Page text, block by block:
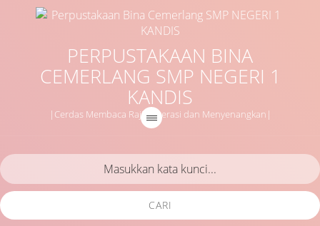
PERPUSTAKAAN BINA
CEMERLANG SMP NEGERI 1
KANDIS
|Cerdas Membaca Rajin Literasi dan Menyenangkan|
CARI